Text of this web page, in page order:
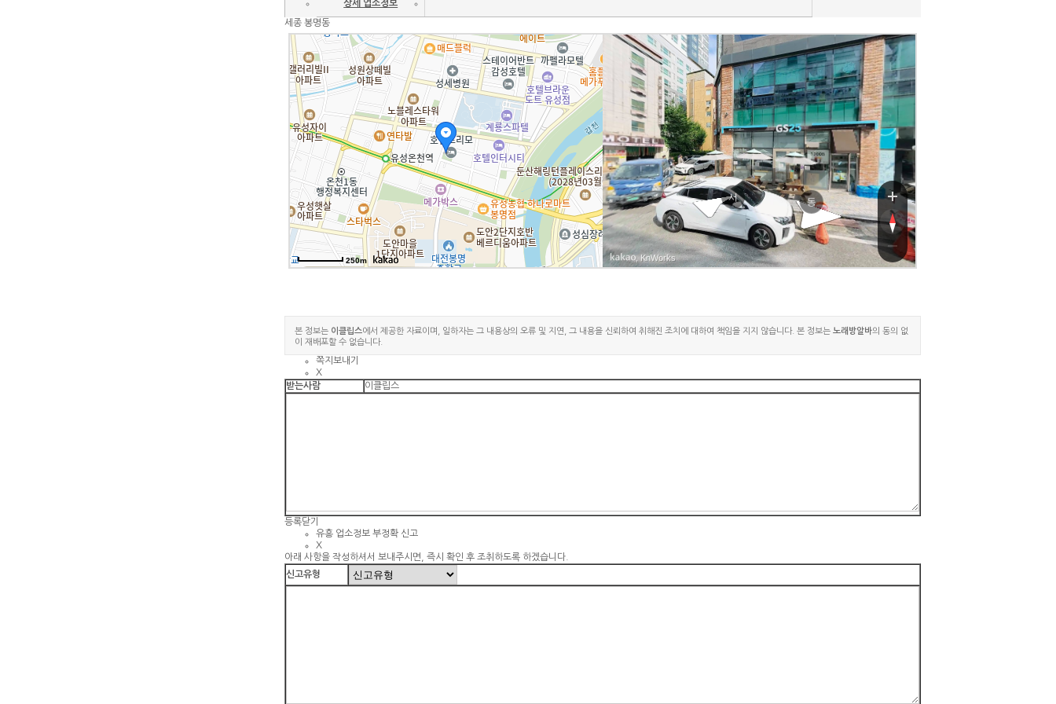
상세 업소정보
세종 봉명동
250m
계룡로141번길
계룡로141번길
서 동
, KnWorks
본 정보는 이클립스에서 제공한 자료이며, 일하자는 그 내용상의 오류 및 지연, 그 내용을 신뢰하여 취해진 조치에 대하여 책임을 지지 않습니다. 본 정보는 노래방알바의 동의 없
이 재배포할 수 없습니다.
쪽지보내기
X
받는사람
이클립스
등록닫기
유흥 업소정보 부정확 신고
X
아래 사항을 작성하셔서 보내주시면, 즉시 확인 후 조취하도록 하겠습니다.
신고유형